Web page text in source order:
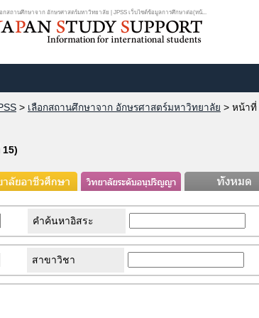
กสถานศึกษาจาก อักษรศาสตร์มหาวิทยาลัย | JPSS เว็บไซต์ข้อมูลการศึกษาต่อ(หน้...
> เลือกสถานศึกษาจาก อักษรศาสตร์มหาวิทยาลัย > หน้าที่
คำค้นหาอิสระ
สาขาวิชา